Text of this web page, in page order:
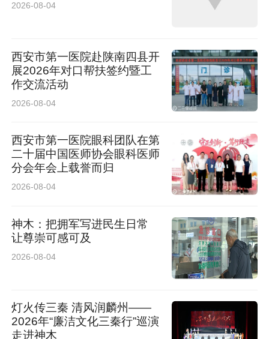
湖怪卡卡已静候在波光粼粼的岸边，等待每一位
遇。
编辑 唐楸垚
2026-08-04
西安市第一医院赴陕南四县开
展2026年对口帮扶签约暨工
作交流活动
2026-08-04
西安市第一医院眼科团队在第
二十届中国医师协会眼科医师
分会年会上载誉而归
2026-08-04
神木：把拥军写进民生日常
让尊崇可感可及
2026-08-04
灯火传三秦 清风润麟州——
2026年“廉洁文化三秦行”巡演
走进神木